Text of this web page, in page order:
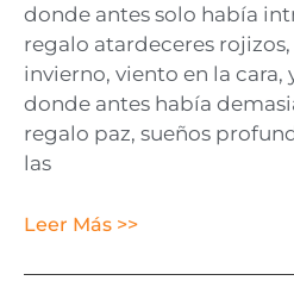
donde antes solo había
regalo atardeceres
invierno, viento en la cara,
donde antes había
regalo paz, sueños
las
Leer Más >>